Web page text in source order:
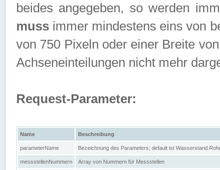
beides angegeben, so werden
muss immer mindestens eins von
von 750 Pixeln oder einer Breite
Achseneinteilungen nicht mehr
Request-Parameter:
Name Beschreibung
parameterName Bezeichnung des Parameters; default ist Wasserstand
messstellenNummern Array von Nummern für Messstellen